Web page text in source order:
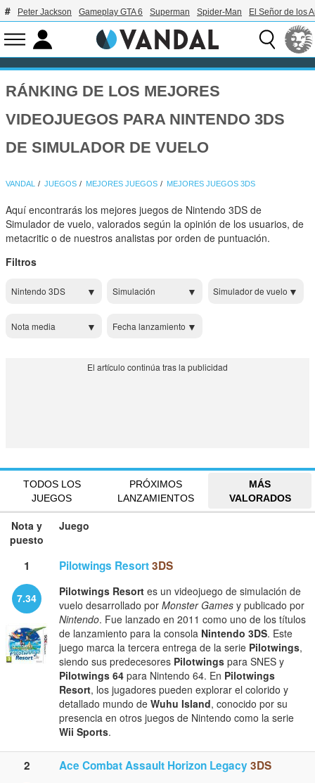
Peter Jackson Gameplay GTA 6 Superman Spider-Man El Señor de los
RÁNKING DE LOS MEJORES
VIDEOJUEGOS PARA NINTENDO 3DS
DE SIMULADOR DE VUELO
VANDAL JUEGOS MEJORES JUEGOS MEJORES JUEGOS 3DS
Aquí encontrarás los mejores juegos de Nintendo 3DS de
Simulador de vuelo, valorados según la opinión de los usuarios, de
metacritic o de nuestros analistas por orden de puntuación.
Filtros
Nintendo 3DS Simulación Simulador de vuelo
Nota media Fecha lanzamiento
TODOS LOS
JUEGOS
PRÓXIMOS
LANZAMIENTOS
MÁS
VALORADOS
Nota y
puesto
Juego
1 Pilotwings Resort3DS
7.34 Pilotwings Resort es un videojuego de simulación de
vuelo desarrollado por Monster Games y publicado por
Nintendo. Fue lanzado en 2011 como uno de los títulos
de lanzamiento para la consola Nintendo 3DS. Este
juego marca la tercera entrega de la serie Pilotwings,
siendo sus predecesores Pilotwings para SNES y
Pilotwings 64 para Nintendo 64. En Pilotwings
Resort, los jugadores pueden explorar el colorido y
detallado mundo de Wuhu Island, conocido por su
presencia en otros juegos de Nintendo como la serie
Wii Sports.
2 Ace Combat Assault Horizon Legacy3DS